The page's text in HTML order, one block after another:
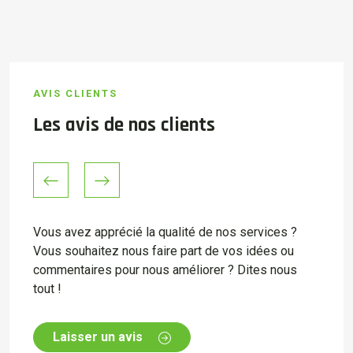
AVIS CLIENTS
Les avis de nos clients
PreviousNext
Vous avez apprécié la qualité de nos services ?
Vous souhaitez nous faire part de vos idées ou
commentaires pour nous améliorer ? Dites nous
tout !
Laisser un avis